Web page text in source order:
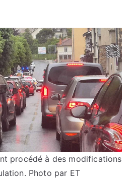
procédé à des modifications
Photo par ET